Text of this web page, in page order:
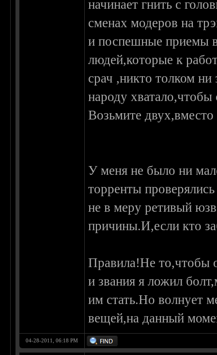
начинает гнить с
сменах модеров на
и поспешные приемы
людей,которые к
срач ,никто толком ни
народу
Возьмите
У меня не было ни
торренты
не в меру ретивый
причины.И,если кто
Правила!Не то,чтобы
и звания я ложил
им стать.Но волнует
вещей,на данный
04-28-2011, 06:18 PM